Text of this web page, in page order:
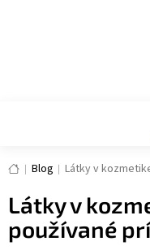
Domov
Blog Látky v
Látky v
používané